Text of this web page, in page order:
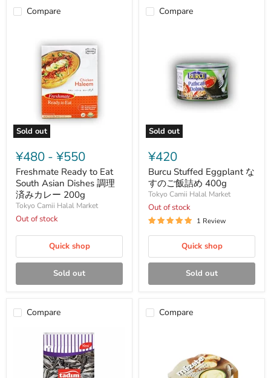
Compare
Sold out
Ready
to
Eat
South
Asian
Dishes
調
理
み
レ
¥480 - ¥550
Freshmate Ready to Eat
South Asian Dishes 調理
済みカレー 200g
Tokyo Camii Halal Market
Out of stock
Quick shop
Sold out
Compare
Sold out
Stuffed
Eggplant
な
す
の
ご
飯
詰
400g
¥420
Burcu Stuffed Eggplant な
すのご飯詰め 400g
Tokyo Camii Halal Market
Out of stock
1 Review
Quick shop
Sold out
Compare Compare